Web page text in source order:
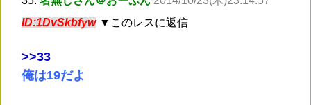
ID:1DvSkbfyw ▼このレスに返信
>>33
俺は19だよ